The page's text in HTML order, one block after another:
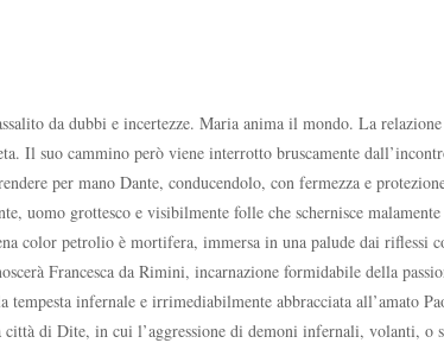
da dubbi e incertezze. Maria anima il mondo. La
Il suo cammino però viene interrotto bruscamente
per mano Dante, conducendolo, con fermezza e
uomo grottesco e visibilmente folle che schernisce
color petrolio è mortifera, immersa in una palude dai riflessi
Francesca da Rimini, incarnazione formidabile della
infernale e irrimediabilmente abbracciata all’amato
città di Dite, in cui l’aggressione di demoni infernali, volanti, o